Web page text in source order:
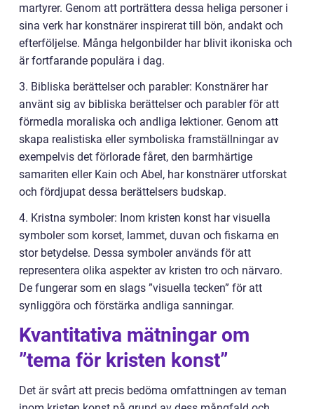
martyrer. Genom att porträttera dessa heliga personer i
sina verk har konstnärer inspirerat till bön, andakt och
efterföljelse. Många helgonbilder har blivit ikoniska och
är fortfarande populära i dag.
3. Bibliska berättelser och parabler: Konstnärer har
använt sig av bibliska berättelser och parabler för att
förmedla moraliska och andliga lektioner. Genom att
skapa realistiska eller symboliska framställningar av
exempelvis det förlorade fåret, den barmhärtige
samariten eller Kain och Abel, har konstnärer utforskat
och fördjupat dessa berättelsers budskap.
4. Kristna symboler: Inom kristen konst har visuella
symboler som korset, lammet, duvan och fiskarna en
stor betydelse. Dessa symboler används för att
representera olika aspekter av kristen tro och närvaro.
De fungerar som en slags ”visuella tecken” för att
synliggöra och förstärka andliga sanningar.
Kvantitativa mätningar om
”tema för kristen konst”
Det är svårt att precis bedöma omfattningen av teman